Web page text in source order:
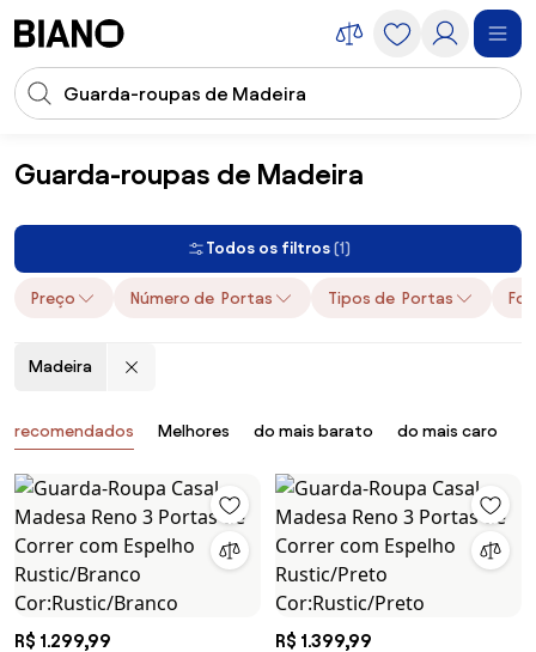
Entrada de pesquisa
Guarda-roupas de Madeira
Móveis Armários e Gabinetes Guarda-roupas
Todos os filtros (1)
Preço Número de Portas Tipos de Portas
Madeira
Produtos
recomendados Melhores do mais barato do mais caro
R$ 1.299,99 R$ 1.399,99